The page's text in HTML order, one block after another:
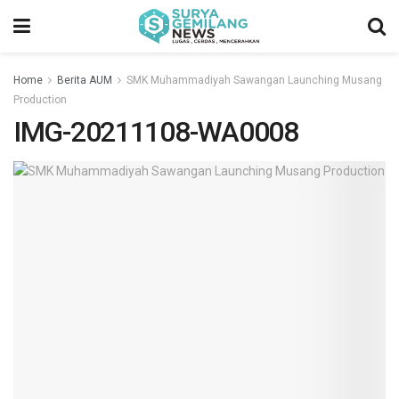
Home Berita AUM
SMK Muhammadiyah Sawangan Launching Musang
Production
IMG-20211108-WA0008